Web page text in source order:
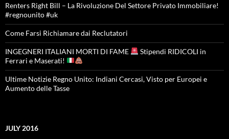
Renters Right Bill – La Rivoluzione Del Settore Privato Immobiliare!
#regnounito #uk
Come Farsi Richiamare dai Reclutatori
INGEGNERI ITALIANI MORTI DI FAME
Stipendi RIDICOLI in
Ferrari e Maserati!
Ultime Notizie Regno Unito: Indiani Cercasi, Visto per Europei e
Aumento delle Tasse
JULY 2016